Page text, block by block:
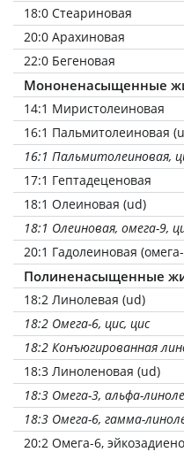
18:0 Стеариновая
20:0 Арахиновая
22:0 Бегеновая
Мононенасыщенные
14:1 Миристолеиновая
16:1 Пальмитолеиновая
16:1 Пальмитолеиновая,
17:1 Гептадеценовая
18:1 Олеиновая (ud)
18:1 Олеиновая, омега-9,
20:1 Гадолеиновая
Полиненасыщенные
18:2 Линолевая (ud)
18:2 Омега-6, цис, цис
18:2 Конъюгированная
18:3 Линоленовая (ud)
18:3 Омега-3, альфа-
18:3 Омега-6, гамма-
20:2 Омега-6,